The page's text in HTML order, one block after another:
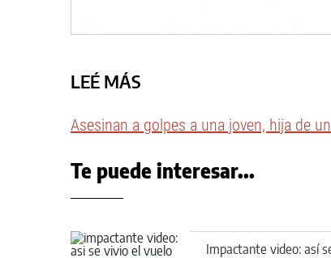
LEÉ MÁS
Asesinan a golpes a una joven, hija de
Te puede interesar...
Impactante video: así